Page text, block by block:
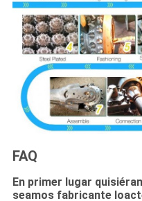
FAQ
En primer lugar
seamos fabricante